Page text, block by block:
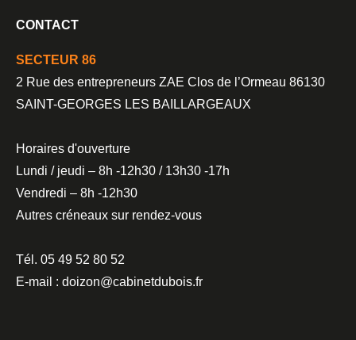
CONTACT
SECTEUR 86
2 Rue des entrepreneurs ZAE Clos de l’Ormeau 86130
SAINT-GEORGES LES BAILLARGEAUX
Horaires d'ouverture
Lundi / jeudi – 8h -12h30 / 13h30 -17h
Vendredi – 8h -12h30
Autres créneaux sur rendez-vous
Tél. 05 49 52 80 52
E-mail : doizon@cabinetdubois.fr